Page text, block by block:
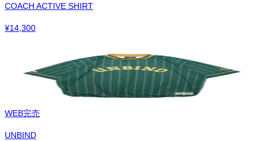
COACH ACTIVE SHIRT
¥14,300
WEB完売
UNBIND